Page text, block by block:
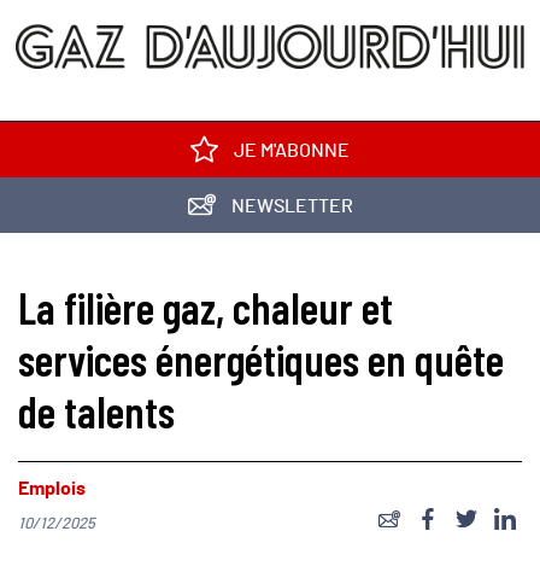
JE M'ABONNE
NEWSLETTER
La filière gaz, chaleur et
services énergétiques en quête
de talents
Emplois
10/12/2025